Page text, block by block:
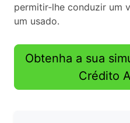
permitir‑lhe conduzir um
um usado.
Obtenha a sua
Crédito